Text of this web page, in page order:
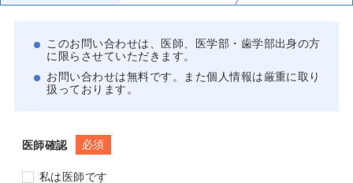
このお問い合わせは、医師、医学部・歯学部出身の方
に限らさせていただきます。
お問い合わせは無料です。また個人情報は厳重に取り
扱っております。
医師確認 必須
私は医師です